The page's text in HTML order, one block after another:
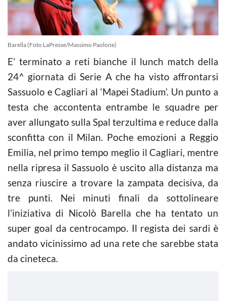
Barella (Foto LaPresse/Massimo Paolone)
E’ terminato a reti bianche il lunch match della
24^ giornata di Serie A che ha visto affrontarsi
Sassuolo e Cagliari al ‘Mapei Stadium’. Un punto a
testa che accontenta entrambe le squadre per
aver allungato sulla Spal terzultima e reduce dalla
sconfitta con il Milan. Poche emozioni a Reggio
Emilia, nel primo tempo meglio il Cagliari, mentre
nella ripresa il Sassuolo è uscito alla distanza ma
senza riuscire a trovare la zampata decisiva, da
tre punti. Nei minuti finali da sottolineare
l’iniziativa di Nicolò Barella che ha tentato un
super goal da centrocampo. Il regista dei sardi è
andato vicinissimo ad una rete che sarebbe stata
da cineteca.